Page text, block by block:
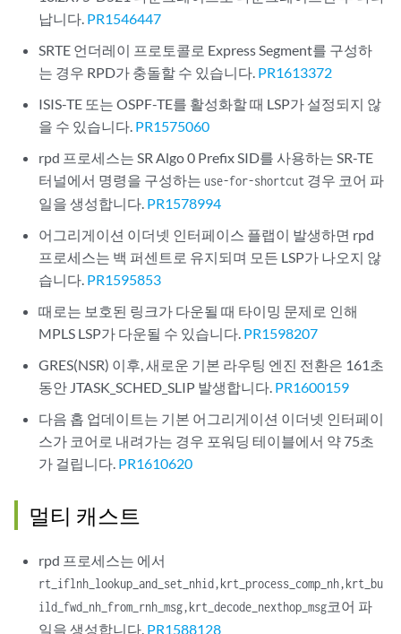
납니다. PR1546447
SRTE 언더레이 프로토콜로 Express Segment를 구성하
는 경우 RPD가 충돌할 수 있습니다. PR1613372
ISIS-TE 또는 OSPF-TE를 활성화할 때 LSP가 설정되지 않
을 수 있습니다. PR1575060
rpd 프로세스는 SR Algo 0 Prefix SID를 사용하는 SR-TE
터널에서 명령을 구성하는 use-for-shortcut 경우 코어 파
일을 생성합니다. PR1578994
어그리게이션 이더넷 인터페이스 플랩이 발생하면 rpd
프로세스는 백 퍼센트로 유지되며 모든 LSP가 나오지 않
습니다. PR1595853
때로는 보호된 링크가 다운될 때 타이밍 문제로 인해
MPLS LSP가 다운될 수 있습니다. PR1598207
GRES(NSR) 이후, 새로운 기본 라우팅 엔진 전환은 161초
동안 JTASK_SCHED_SLIP 발생합니다. PR1600159
다음 홉 업데이트는 기본 어그리게이션 이더넷 인터페이
스가 코어로 내려가는 경우 포워딩 테이블에서 약 75초
가 걸립니다. PR1610620
멀티 캐스트
rpd 프로세스는 에서
rt_iflnh_lookup_and_set_nhid,krt_process_comp_nh,krt_bu
ild_fwd_nh_from_rnh_msg,krt_decode_nexthop_msg코어 파
일을 생성합니다. PR1588128